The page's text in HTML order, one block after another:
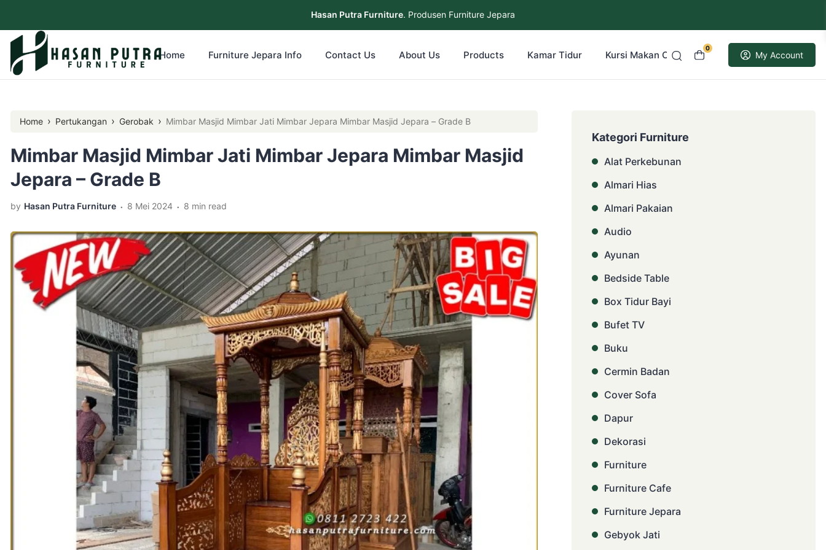
Hasan Putra Furniture. Produsen Furniture Jepara
0
My Account
Home Furniture Jepara Info Contact Us About Us Products Kamar Tidur Kursi Makan Cafe Resto Kusen Pintu Jati
Home › Pertukangan › Gerobak › Mimbar Masjid Mimbar Jati Mimbar Jepara Mimbar Masjid Jepara – Grade B
Mimbar Masjid Mimbar Jati Mimbar Jepara Mimbar Masjid
Jepara – Grade B
by Hasan Putra Furniture . 8 Mei 2024 . 8 min read
Kategori Furniture
Alat Perkebunan
Almari Hias
Almari Pakaian
Audio
Ayunan
Bedside Table
Box Tidur Bayi
Bufet TV
Buku
Cermin Badan
Cover Sofa
Dapur
Dekorasi
Furniture
Furniture Cafe
Furniture Jepara
Gebyok Jati